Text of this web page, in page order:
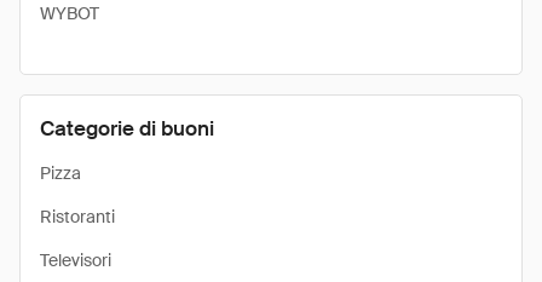
WYBOT
Categorie di buoni
Pizza
Ristoranti
Televisori